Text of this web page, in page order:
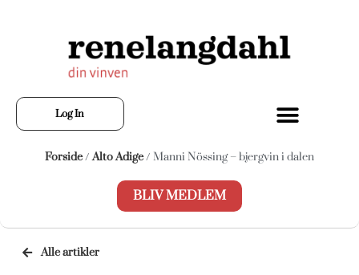
Log In
Forside/Alto Adige/ Manni Nössing – bjergvin i dalen
BLIV MEDLEM
Alle artikler